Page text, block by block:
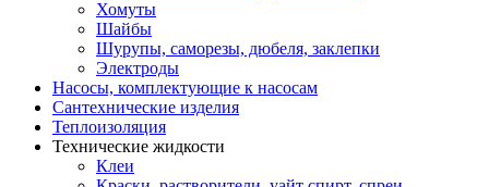
Хомуты
Шайбы
Шурупы, саморезы, дюбеля, заклепки
Электроды
Насосы, комплектующие к насосам
Сантехнические изделия
Теплоизоляция
Технические жидкости
Клеи